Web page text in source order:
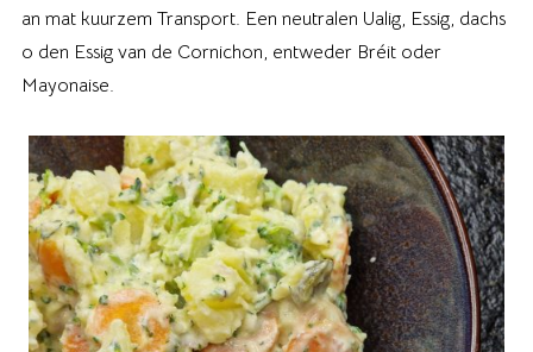
an mat kuurzem Transport. Een neutralen Ualig, Essig, dachs
o den Essig van de Cornichon, entweder Bréit oder
Mayonaise.